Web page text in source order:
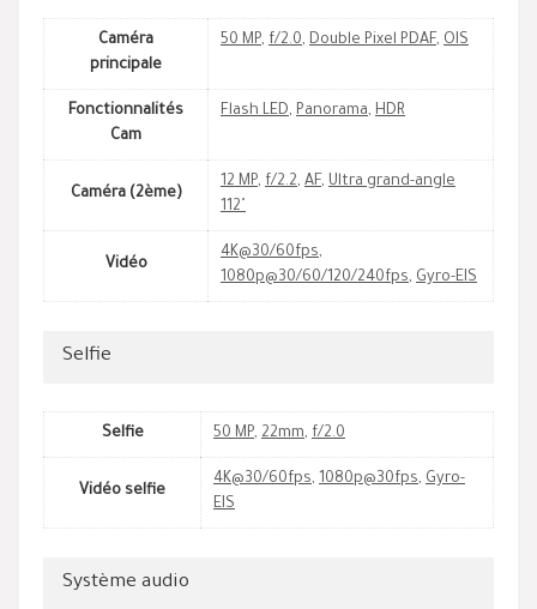
Caméra
principale
50 MP, f/2.0, Double Pixel PDAF, OIS
Fonctionnalités
Cam
Flash LED, Panorama, HDR
Caméra (2ème)
12 MP, f/2.2, AF, Ultra grand-angle
112˚
Vidéo
4K@30/60fps,
1080p@30/60/120/240fps, Gyro-EIS
Selfie
Selfie 50 MP, 22mm, f/2.0
Vidéo selfie
4K@30/60fps, 1080p@30fps, Gyro-
EIS
Système audio